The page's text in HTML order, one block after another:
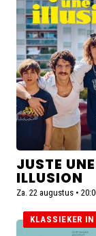
Juste
une
illusion
JUSTE UNE
ILLUSION
Za. 22 augustus •
De
KLASSIEKER